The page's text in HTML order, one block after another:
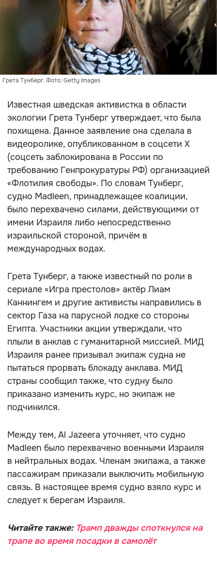
Грета Тунберг. Фото: Getty Images
Известная шведская активистка в области
экологии Грета Тунберг утверждает, что была
похищена. Данное заявление она сделала в
видеоролике, опубликованном в соцсети X
(соцсеть заблокирована в России по
требованию Генпрокуратуры РФ) организацией
«Флотилия свободы». По словам Тунберг,
судно Madleen, принадлежащее коалиции,
было перехвачено силами, действующими от
имени Израиля либо непосредственно
израильской стороной, причём в
международных водах.
Грета Тунберг, а также известный по роли в
сериале «Игра престолов» актёр Лиам
Каннингем и другие активисты направились в
сектор Газа на парусной лодке со стороны
Египта. Участники акции утверждали, что
плыли в анклав с гуманитарной миссией. МИД
Израиля ранее призывал экипаж судна не
пытаться прорвать блокаду анклава. МИД
страны сообщил также, что судну было
приказано изменить курс, но экипаж не
подчинился.
Между тем, Al Jazeera уточняет, что судно
Madleen было перехвачено военными Израиля
в нейтральных водах. Членам экипажа, а также
пассажирам приказали выключить мобильную
связь. В настоящее время судно взяло курс и
следует к берегам Израиля.
Читайте также: Трамп дважды споткнулся на
трапе во время посадки в самолёт